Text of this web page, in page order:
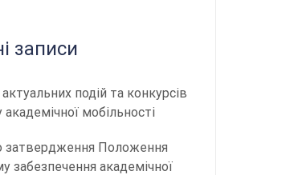
записи
подій та конкурсів
академічної мобільності
затвердження Положення
забезпечення академічної